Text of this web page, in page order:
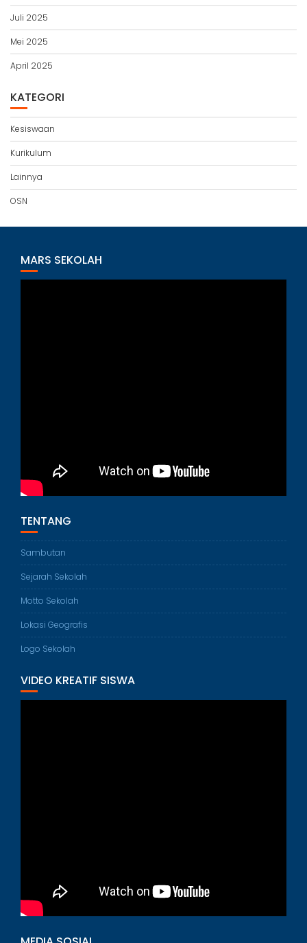
Juli 2025
Mei 2025
April 2025
KATEGORI
Kesiswaan
Kurikulum
Lainnya
OSN
MARS SEKOLAH
TENTANG
Sambutan
Sejarah Sekolah
Motto Sekolah
Lokasi Geografis
Logo Sekolah
VIDEO KREATIF SISWA